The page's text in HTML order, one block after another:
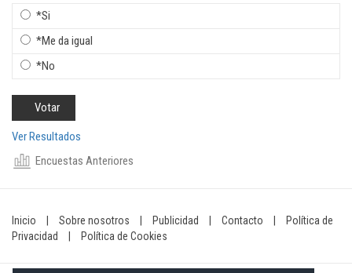
*Si
*Me da igual
*No
Ver Resultados
Encuestas Anteriores
Inicio Sobre nosotros Publicidad Contacto
Política de
Privacidad
Política de Cookies